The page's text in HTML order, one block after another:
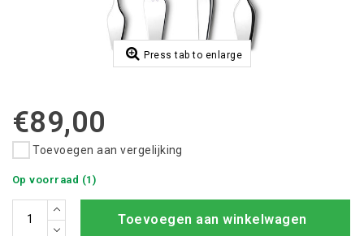
Press tab to enlarge
€89,00
Toevoegen aan vergelijking
Op voorraad (1)
Toevoegen aan winkelwagen